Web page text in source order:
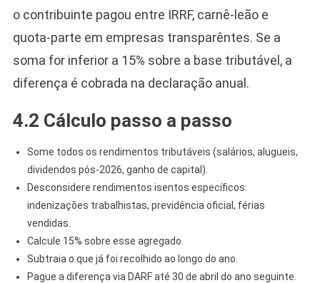
o contribuinte pagou entre IRRF, carnê-leão e
quota-parte em empresas transparêntes. Se a
soma for inferior a 15% sobre a base tributável, a
diferença é cobrada na declaração anual.
4.2 Cálculo passo a passo
Some todos os rendimentos tributáveis (salários, alugueis,
dividendos pós-2026, ganho de capital).
Desconsidere rendimentos isentos específicos:
indenizações trabalhistas, previdência oficial, férias
vendidas.
Calcule 15% sobre esse agregado.
Subtraia o que já foi recolhido ao longo do ano.
Pague a diferença via DARF até 30 de abril do ano seguinte.